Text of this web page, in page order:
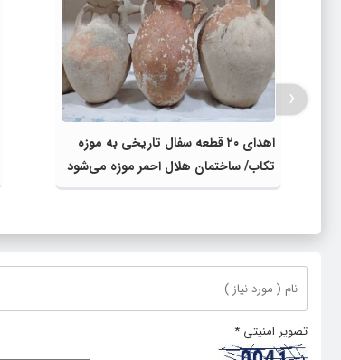
اهدای ۲۰ قطعه سفال تاریخی به موزه
تکاب/ ساختمان هلال احمر موزه می‌شود
‹
تصویر امنیتی *